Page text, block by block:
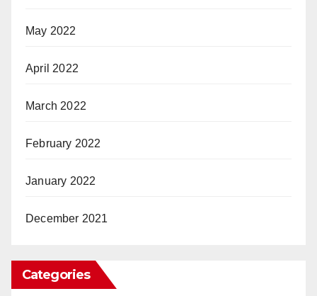
May 2022
April 2022
March 2022
February 2022
January 2022
December 2021
Categories